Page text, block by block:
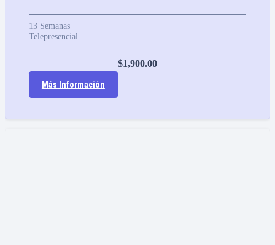
13Semanas
Telepresencial
$1,900.00
Más Información